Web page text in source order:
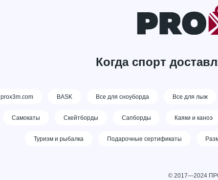
Когда спорт
prox3m.com BASK Все для сноуборда Все для лыж
Самокаты Скейтборды Сапборды Каяки и каноэ
Туризм и рыбалка Подарочные сертификаты
© 2017—2024